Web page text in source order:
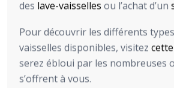
des lave-vaisselles ou l’achat d’un
Pour découvrir les différents
vaisselles disponibles, visitez
serez ébloui par les nombreuses
s’offrent à vous.